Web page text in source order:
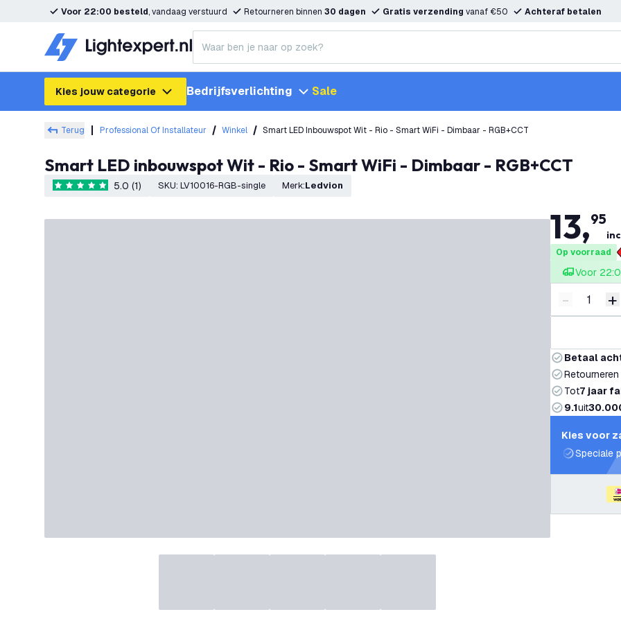
Voor 22:00 besteld, vandaag verstuurd Retourneren binnen 30 dagen Gratis verzending vanaf €50 Achteraf betalen
Kies jouw categorie Bedrijfsverlichting Sale
Terug Professional Of Installateur Winkel Smart LED Inbouwspot Wit - Rio - Smart WiFi - Dimbaar - RGB+CCT
Smart LED inbouwspot Wit - Rio - Smart WiFi - Dimbaar - RGB+CCT
5 score sterren5.0 (1) SKU: LV10016-RGB-single Merk: Ledvion
13,95
Op voorraad
Voor
Verminder
- +
Betaal
Tot7 jaar
9.1uit
Kies voor
Speciale